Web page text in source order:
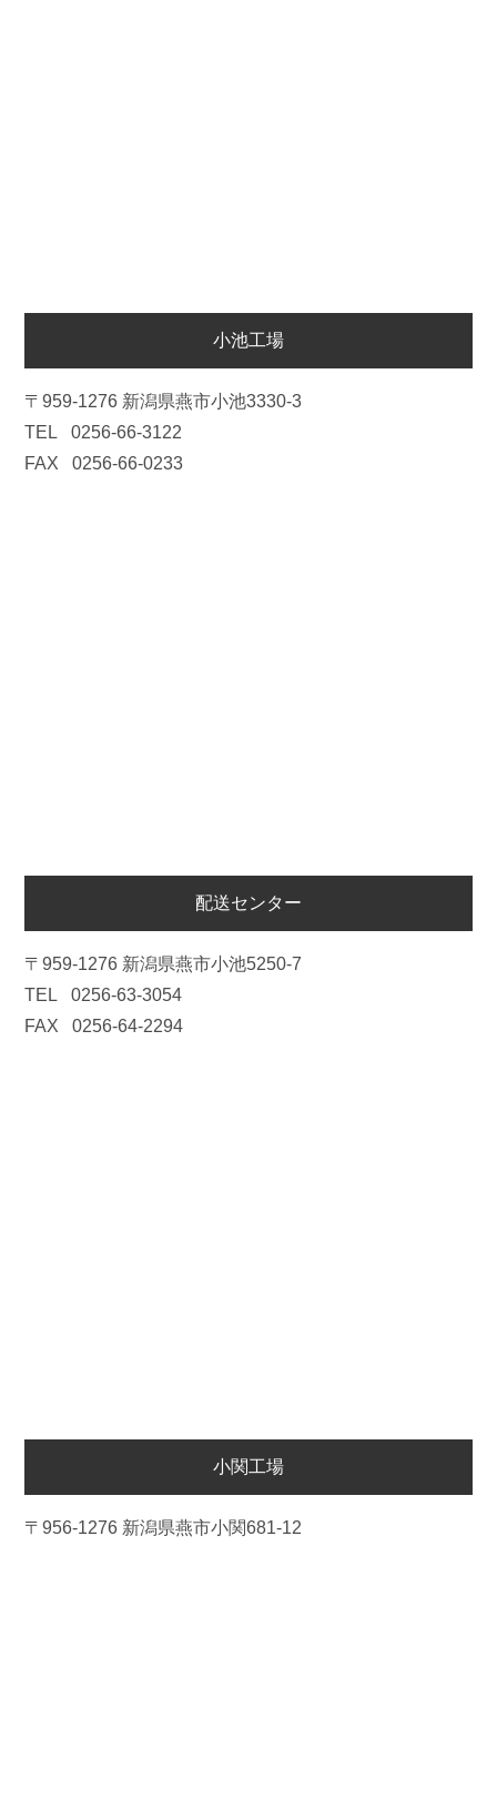
小池工場
〒959-1276 新潟県燕市小池3330-3
TEL
0256-66-3122
FAX
0256-66-0233
配送センター
〒959-1276 新潟県燕市小池5250-7
TEL
0256-63-3054
FAX
0256-64-2294
小関工場
〒956-1276 新潟県燕市小関681-12